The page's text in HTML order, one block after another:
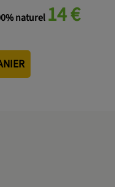
naturel 14 €